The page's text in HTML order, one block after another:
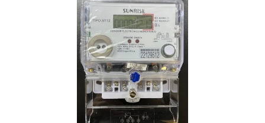
A Temperatura de operación: -25°C
hasta +70°C Alta precisión de
acuerdo a la norma IEC/NTC